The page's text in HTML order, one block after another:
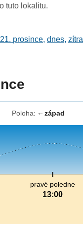
tuto lokalitu.
21. prosince,dnes,zítra
Poloha: ↓západ
pravé poledne
13:00